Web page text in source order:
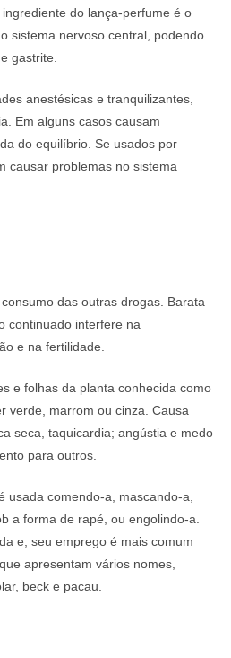
do lança-perfume é o
sistema nervoso central, podendo
gastrite.
anestésicas e tranquilizantes,
Em alguns casos causam
do equilíbrio. Se usados por
causar problemas no sistema
das outras drogas. Barata
continuado interfere na
e na fertilidade.
e folhas da planta conhecida como
verde, marrom ou cinza. Causa
seca, taquicardia; angústia e medo
para outros.
usada comendo-a, mascando-a,
a forma de rapé, ou engolindo-a.
e, seu emprego é mais comum
apresentam vários nomes,
beck e pacau.